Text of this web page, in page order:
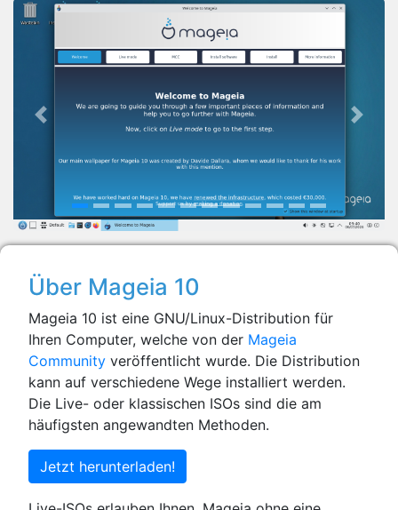
Über Mageia 10
Mageia 10 ist eine GNU/Linux-Distribution für
Ihren Computer, welche von der Mageia
Community veröffentlicht wurde. Die Distribution
kann auf verschiedene Wege installiert werden.
Die Live- oder klassischen ISOs sind die am
häufigsten angewandten Methoden.
Jetzt herunterladen!